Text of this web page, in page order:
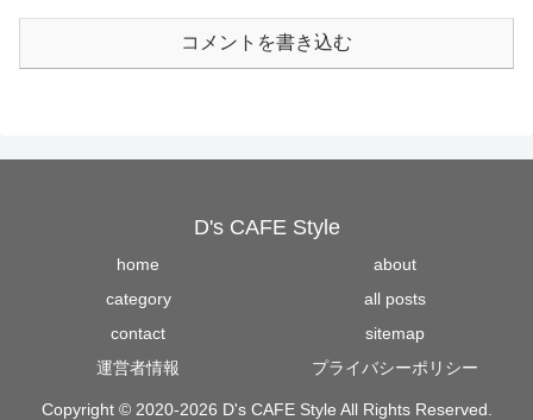
コメントを書き込む
D's CAFE Style
home
about
category
all posts
contact
sitemap
運営者情報
プライバシーポリシー
Copyright © 2020-2026 D's CAFE Style All Rights Reserved.